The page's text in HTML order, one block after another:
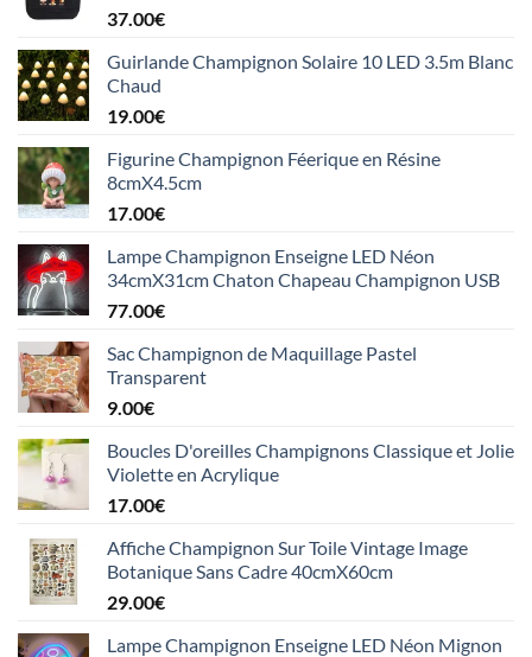
37.00€
Guirlande Champignon Solaire 10 LED 3.5m Blanc
Chaud
19.00€
Figurine Champignon Féerique en Résine
8cmX4.5cm
17.00€
Lampe Champignon Enseigne LED Néon
34cmX31cm Chaton Chapeau Champignon USB
77.00€
Sac Champignon de Maquillage Pastel
Transparent
9.00€
Boucles D'oreilles Champignons Classique et Jolie
Violette en Acrylique
17.00€
Affiche Champignon Sur Toile Vintage Image
Botanique Sans Cadre 40cmX60cm
29.00€
Lampe Champignon Enseigne LED Néon Mignon